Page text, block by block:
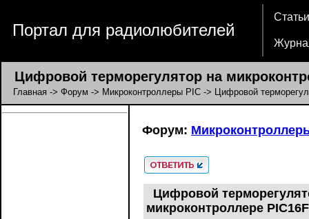
Портал для радиолюбителей
Статьи
Цифровой терморегулятор на
Главная -> Форум -> Микроконтроллеры PIC -> Цифровой
Форум:
Цифровой
микроконтроллере